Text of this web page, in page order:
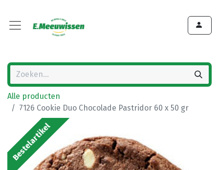
Alle producten
7126 Cookie Duo Chocolade Pastridor 60 x 50 gr
Bestelartikel